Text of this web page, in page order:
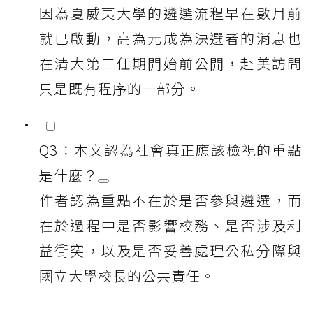
因為夏威夷大學的遴選流程早在數月前
就已啟動，高為元成為決選者的消息也
在清大第二任期開始前公開，赴美訪問
只是既有程序的一部分。
Q3：本文認為社會真正應該檢視的重點
是什麼？
作者認為重點不在於是否參與遴選，而
在於過程中是否影響校務、是否涉及利
益衝突，以及是否妥善處理公私分際與
國立大學校長的公共責任。